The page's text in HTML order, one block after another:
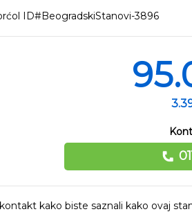
ID#BeogradskiStanovi-3896
kako biste saznali kako ovaj